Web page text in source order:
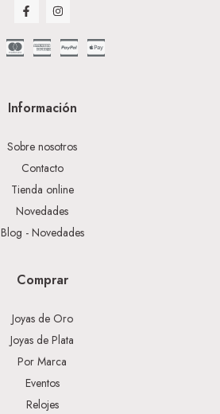
Información
Sobre nosotros
Contacto
Tienda online
Novedades
Blog - Novedades
Comprar
Joyas de Oro
Joyas de Plata
Por Marca
Eventos
Relojes